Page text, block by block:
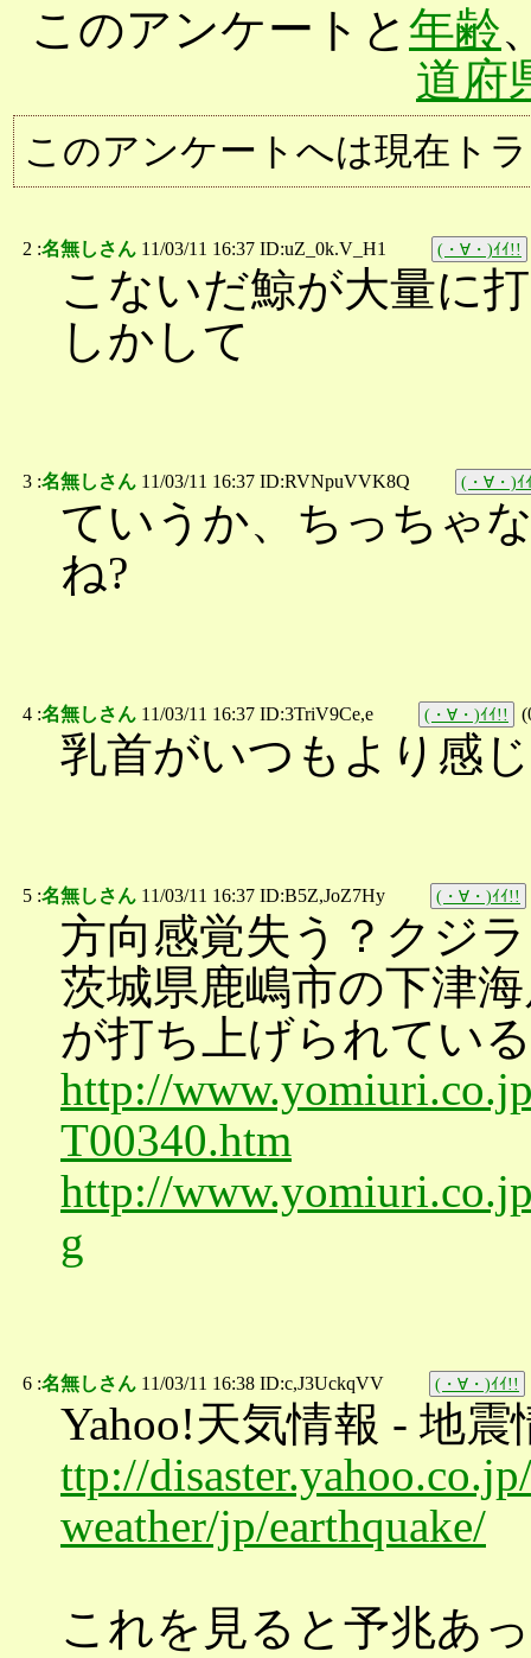
このアンケートと 年齢
道府
このアンケートへは現在ト
2 :名無しさん 11/03/11 16:37 ID:uZ_0k.V_H1 (・∀・)ｲｲ!!
こないだ鯨が大量に
しかして
3 :名無しさん 11/03/11 16:37 ID:RVNpuVVK8Q (・∀・)ｲ
ていうか、ちっちゃ
ね?
4 :名無しさん 11/03/11 16:37 ID:3TriV9Ce,e (・∀・)ｲｲ!! (
乳首がいつもより感
5 :名無しさん 11/03/11 16:37 ID:B5Z,JoZ7Hy (・∀・)ｲｲ!!
方向感覚失う？クジ
茨城県鹿嶋市の下津
が打ち上げられてい
http://
T00340.htm
http://
g
6 :名無しさん 11/03/11 16:38 ID:c,J3UckqVV (・∀・)ｲｲ!!
Yahoo!天気情報 - 地震
ttp://
weather/jp/earthquake/
これを見ると予兆あ